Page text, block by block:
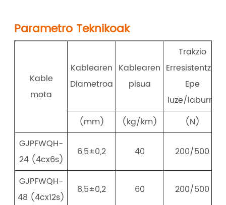
Parametro Teknikoak
Kable
mota
Kablearen
Diametroa
Kablearen
pisua
Trakzio
Erresistentzia
Epe
luze/laburra
(mm) (kg/km)
(N)
GJPFWQH-
24 (4cx6s)
6,5±0,2 40 200/500
GJPFWQH-
48 (4cx12s)
8,5±0,2 60 200/500